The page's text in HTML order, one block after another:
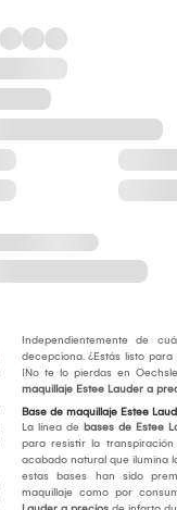
Independientemente de
decepciona. ¿Estás listo
¡No te lo pierdas en
maquillaje Estee Lauder a
Base de maquillaje Estee
La línea de bases de Estee
para resistir la
acabado natural que ilumina
estas bases han sido
maquillaje como por